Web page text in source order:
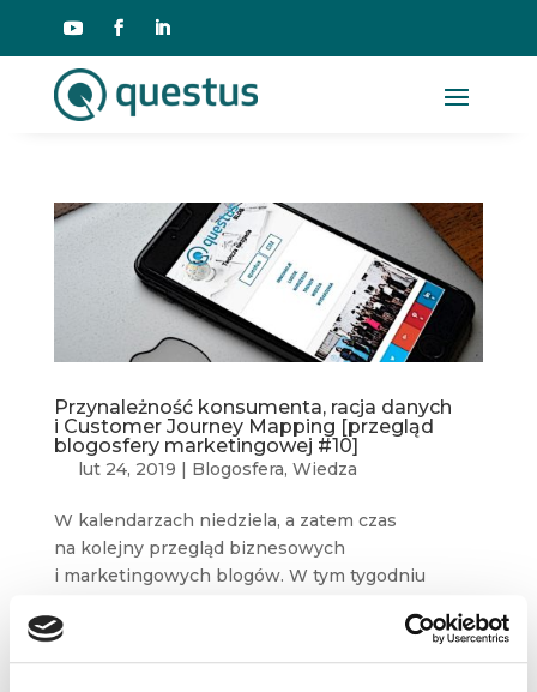
Przynależność konsumenta, racja danych
i Customer Journey Mapping [przegląd
blogosfery marketingowej #10]
lut 24, 2019 | Blogosfera, Wiedza
W kalendarzach niedziela, a zatem czas
na kolejny przegląd biznesowych
i marketingowych blogów. W tym tygodniu
z Marketingu przy Kawie, blogów Jeffa Bullasa
i Kaye Putnam czy też od Marka Staniszewskiego